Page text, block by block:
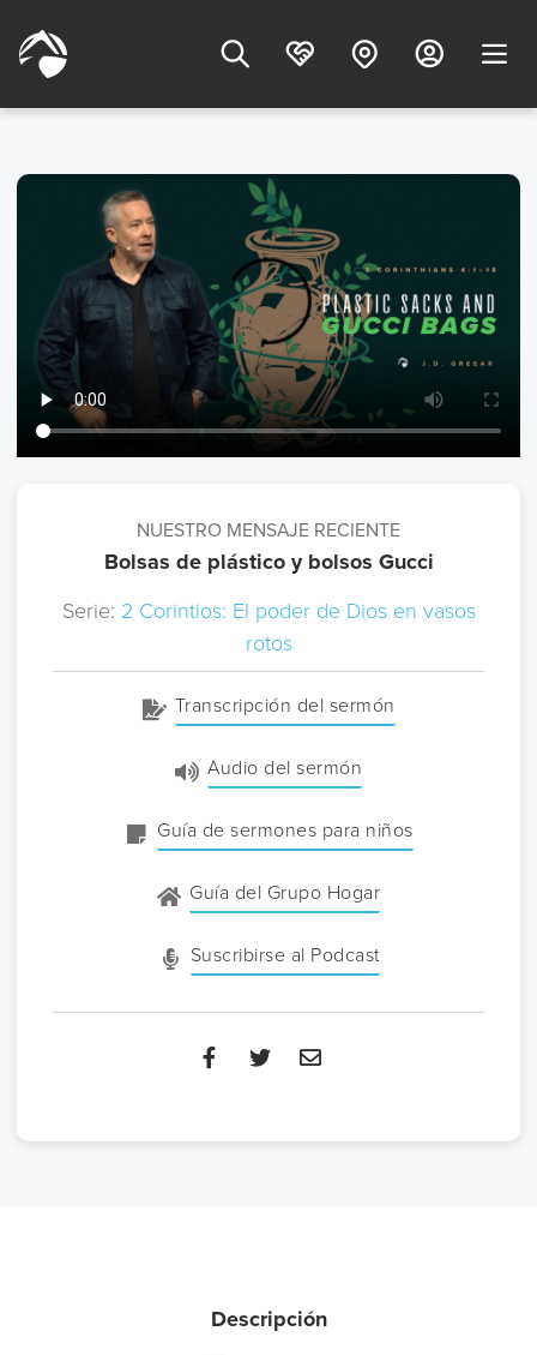
NUESTRO MENSAJE RECIENTE
Bolsas de plástico y bolsos Gucci
Serie: 2 Corintios: El poder de Dios en vasos
rotos
Transcripción del sermón
Audio del sermón
Guía de sermones para niños
Guía del Grupo Hogar
Suscribirse al Podcast
Descripción